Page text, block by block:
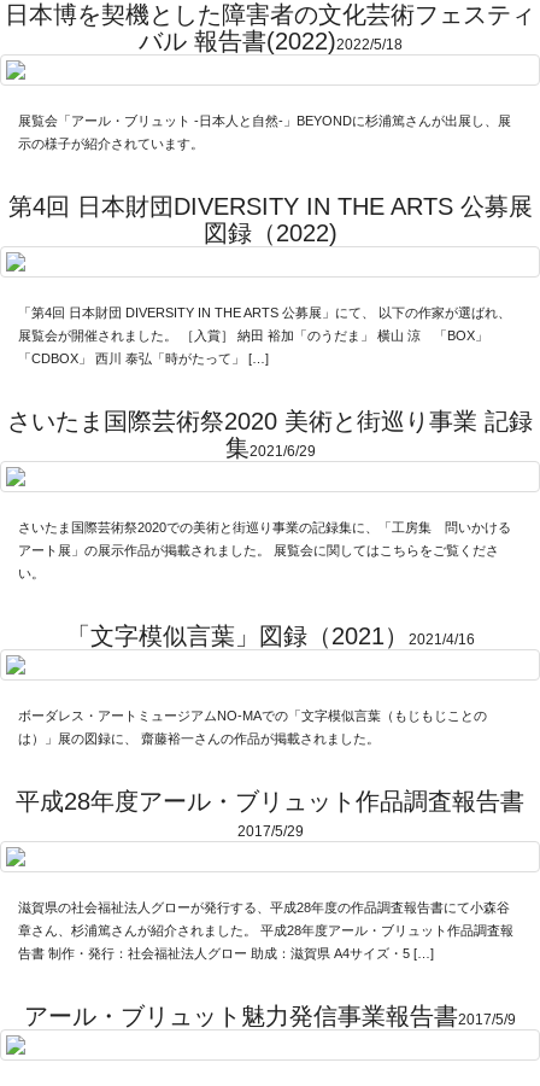
日本博を契機とした障害者の文化芸術フェスティ
バル 報告書(2022)2022/5/18
展覧会「アール・ブリュット -日本人と自然-」BEYONDに杉浦篤さんが出展し、展
示の様子が紹介されています。
第4回 日本財団DIVERSITY IN THE ARTS 公募展
図録（2022)
「第4回 日本財団 DIVERSITY IN THE ARTS 公募展」にて、 以下の作家が選ばれ、
展覧会が開催されました。 ［入賞］ 納田 裕加「のうだま」 横山 涼 「BOX」
「CDBOX」 西川 泰弘「時がたって」 […]
さいたま国際芸術祭2020 美術と街巡り事業 記録
集2021/6/29
さいたま国際芸術祭2020での美術と街巡り事業の記録集に、「工房集 問いかける
アート展」の展示作品が掲載されました。 展覧会に関してはこちらをご覧くださ
い。
「文字模似言葉」図録（2021） 2021/4/16
ボーダレス・アートミュージアムNO-MAでの「文字模似言葉（もじもじことの
は）」展の図録に、 齋藤裕一さんの作品が掲載されました。
平成28年度アール・ブリュット作品調査報告書
2017/5/29
滋賀県の社会福祉法人グローが発行する、平成28年度の作品調査報告書にて小森谷
章さん、杉浦篤さんが紹介されました。 平成28年度アール・ブリュット作品調査報
告書 制作・発行：社会福祉法人グロー 助成：滋賀県 A4サイズ・5 […]
アール・ブリュット魅力発信事業報告書2017/5/9